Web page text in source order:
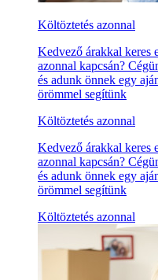
Költöztetés azonnal
Kedvező árakkal keres
azonnal kapcsán?
és adunk önnek egy
örömmel segítünk
Költöztetés azonnal
Kedvező árakkal keres
azonnal kapcsán?
és adunk önnek egy
örömmel segítünk
Költöztetés azonnal